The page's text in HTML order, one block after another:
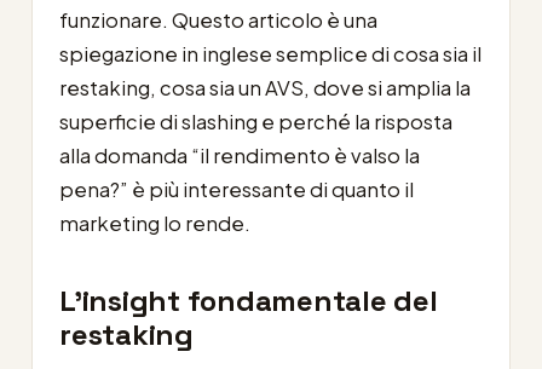
funzionare. Questo articolo è una
spiegazione in inglese semplice di cosa sia il
restaking, cosa sia un AVS, dove si amplia la
superficie di slashing e perché la risposta
alla domanda “il rendimento è valso la
pena?” è più interessante di quanto il
marketing lo rende.
L’insight fondamentale del
restaking